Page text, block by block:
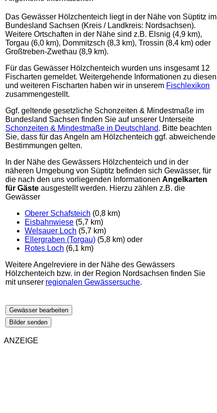
Das Gewässer Hölzchenteich liegt in der Nähe von Süptitz im
Bundesland Sachsen (Kreis / Landkreis: Nordsachsen).
Weitere Ortschaften in der Nähe sind z.B. Elsnig (4,9 km),
Torgau (6,0 km), Dommitzsch (8,3 km), Trossin (8,4 km) oder
Großtreben-Zwethau (8,9 km).
Für das Gewässer Hölzchenteich wurden uns insgesamt 12
Fischarten gemeldet. Weitergehende Informationen zu diesen
und weiteren Fischarten haben wir in unserem Fischlexikon
zusammengestellt.
Ggf. geltende gesetzliche Schonzeiten & Mindestmaße im
Bundesland Sachsen finden Sie auf unserer Unterseite
Schonzeiten & Mindestmaße in Deutschland. Bitte beachten
Sie, dass für das Angeln am Hölzchenteich ggf. abweichende
Bestimmungen gelten.
In der Nähe des Gewässers Hölzchenteich und in der
näheren Umgebung von Süptitz befinden sich Gewässer, für
die nach den uns vorliegenden Informationen Angelkarten
für Gäste ausgestellt werden. Hierzu zählen z.B. die
Gewässer
Oberer Schafsteich (0,8 km)
Eisbahnwiese (5,7 km)
Welsauer Loch (5,7 km)
Ellergraben (Torgau) (5,8 km) oder
Rotes Loch (6,1 km)
Weitere Angelreviere in der Nähe des Gewässers
Hölzchenteich bzw. in der Region Nordsachsen finden Sie
mit unserer regionalen Gewässersuche.
Gewässer bearbeiten
Bilder senden
ANZEIGE